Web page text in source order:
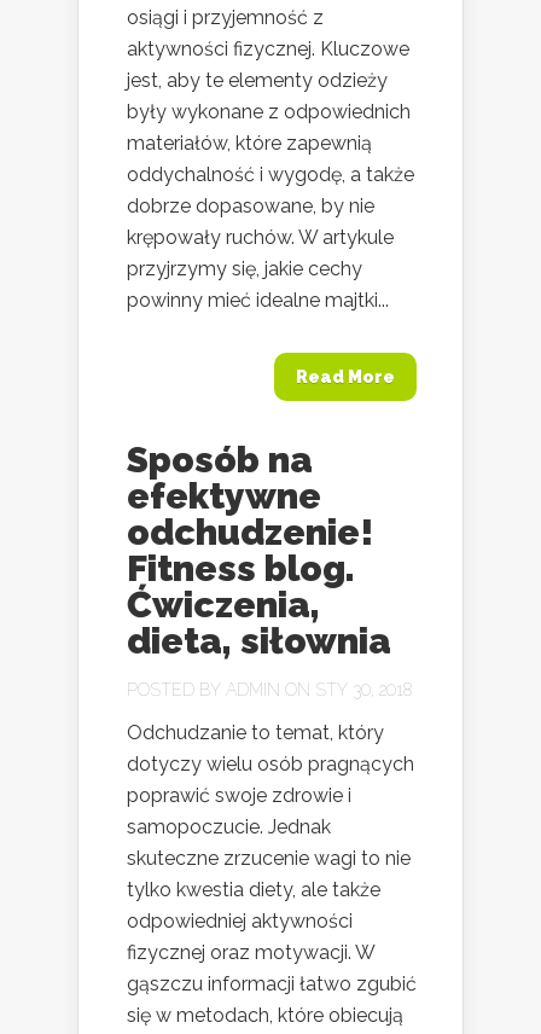
osiągi i przyjemność z
aktywności fizycznej. Kluczowe
jest, aby te elementy odzieży
były wykonane z odpowiednich
materiałów, które zapewnią
oddychalność i wygodę, a także
dobrze dopasowane, by nie
krępowały ruchów. W artykule
przyjrzymy się, jakie cechy
powinny mieć idealne majtki...
Read More
Sposób na
efektywne
odchudzenie!
Fitness blog.
Ćwiczenia,
dieta, siłownia
POSTED BY ADMIN ON STY 30, 2018
Odchudzanie to temat, który
dotyczy wielu osób pragnących
poprawić swoje zdrowie i
samopoczucie. Jednak
skuteczne zrzucenie wagi to nie
tylko kwestia diety, ale także
odpowiedniej aktywności
fizycznej oraz motywacji. W
gąszczu informacji łatwo zgubić
się w metodach, które obiecują